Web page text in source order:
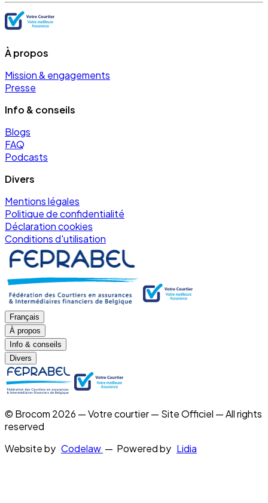
À propos
Mission & engagements
Presse
Info & conseils
Blogs
FAQ
Podcasts
Divers
Mentions légales
Politique de confidentialité
Déclaration cookies
Conditions d'utilisation
Français
À propos
Info & conseils
Divers
© Brocom 2026 — Votre courtier — Site Officiel — All rights
reserved
Website by Codelaw — Powered by Lidia